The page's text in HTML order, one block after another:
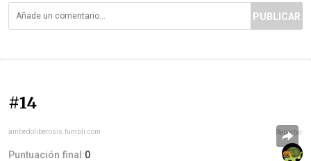
PUBLICAR
#14
ambedoliberosis.tumblr.com Reportar
Puntuación final:0